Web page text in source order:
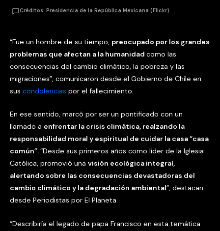
Créditos: Presidencia de la República Mexicana (Flickr)
“Fue un hombre de su tiempo, preocupado por los grandes
problemas que afectan a la humanidad como las
consecuencias del cambio climático, la pobreza y las
migraciones”, comunicaron desde el Gobierno de Chile en
sus condolencias por el fallecimiento.
En ese sentido, marcó por ser un pontificado con un
llamado a enfrentar la crisis climática, realzando la
responsabilidad moral y espiritual de cuidar la casa “casa
común”.“Desde sus primeros años como líder de la Iglesia
Católica, promovió una visión ecológica integral,
alertando sobre las consecuencias devastadoras del
cambio climático y la degradación ambiental”, destacan
desde Periodistas por El Planeta.
“Describiría el legado de papa Francisco en esta temática